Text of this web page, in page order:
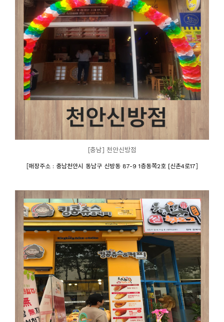
[충남] 천안신방점
[매장주소 : 충남천안시 동남구 신방동 87-9 1층동쪽2호 [신촌4로17]